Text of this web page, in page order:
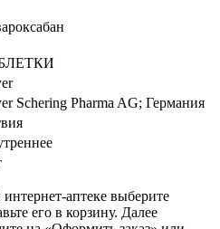
Schering Pharma AG; Германия
аптеке выберите
его в корзину. Далее